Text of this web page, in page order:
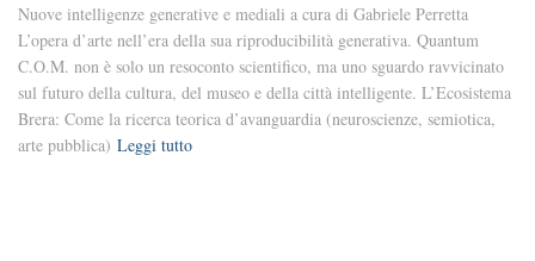
Nuove intelligenze generative e mediali a cura di Gabriele Perretta
L’opera d’arte nell’era della sua riproducibilità generativa. Quantum
C.O.M. non è solo un resoconto scientifico, ma uno sguardo ravvicinato
sul futuro della cultura, del museo e della città intelligente. L’Ecosistema
Brera: Come la ricerca teorica d’avanguardia (neuroscienze, semiotica,
arte pubblica) Leggi tutto